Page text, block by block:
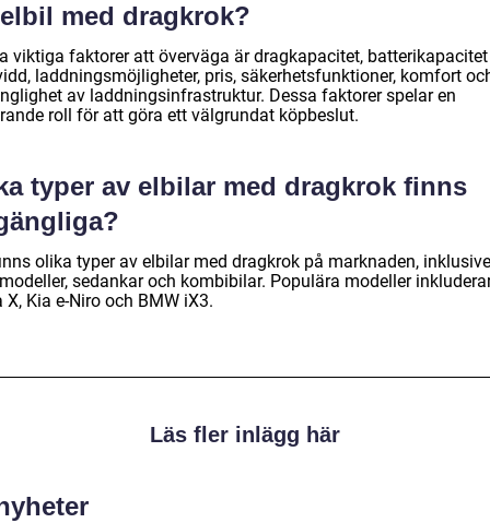
med dragkrok?
viktiga faktorer att överväga är dragkapacitet,
laddningsmöjligheter, pris, säkerhetsfunktioner, komfort
av laddningsinfrastruktur. Dessa faktorer spelar en
roll för att göra ett välgrundat köpbeslut.
typer av elbilar med dragkrok finns
olika typer av elbilar med dragkrok på marknaden, inklusive
sedankar och kombibilar. Populära modeller
X, Kia e-Niro och BMW iX3.
Läs fler inlägg här